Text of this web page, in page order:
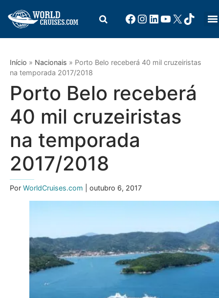
Início » Nacionais » Porto Belo receberá 40 mil cruzeiristas
na temporada 2017/2018
Porto Belo receberá
40 mil cruzeiristas
na temporada
2017/2018
Por WorldCruises.com | outubro 6, 2017